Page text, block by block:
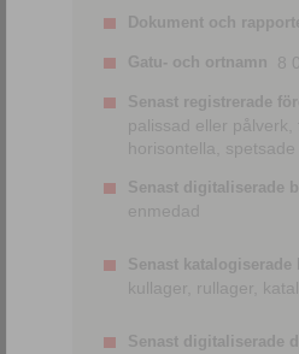
Dokument och
Gatu- och ortnamn 8
Senast registrerade
palissad eller
horisontella, spetsade
Senast digitaliserade
enmedad
Senast katalogiserade
kullager, rullager,
Senast digitaliserade